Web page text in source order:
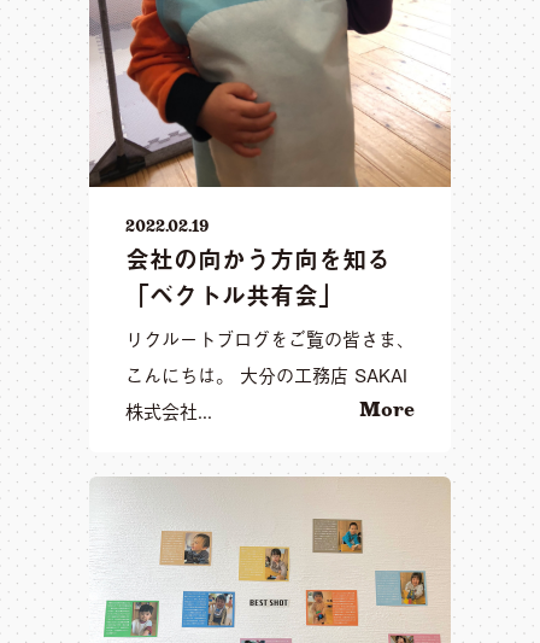
2022.02.19
会社の向かう方向を知る
「ベクトル共有会」
リクルートブログをご覧の皆さま、
こんにちは。 大分の工務店 SAKAI
株式会社...
More